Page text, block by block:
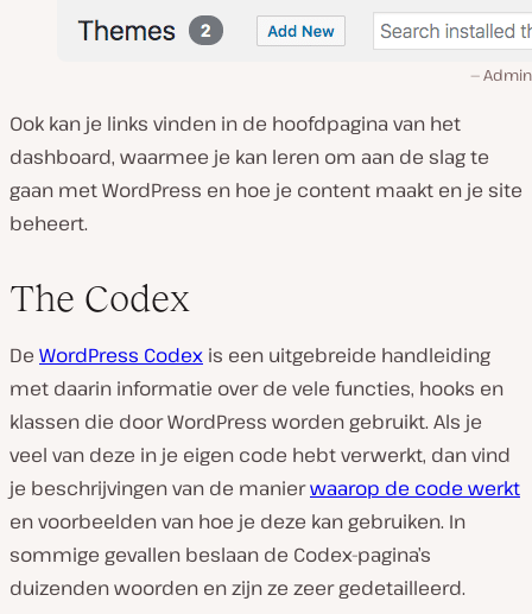
Ook kan je links vinden in de hoofdpagina van het
dashboard, waarmee je kan leren om aan de slag te
gaan met WordPress en hoe je content maakt en je site
beheert.
The Codex
De WordPress Codex is een uitgebreide handleiding
met daarin informatie over de vele functies, hooks en
klassen die door WordPress worden gebruikt. Als je
veel van deze in je eigen code hebt verwerkt, dan vind
je beschrijvingen van de manierwaarop de code werkt
en voorbeelden van hoe je deze kan gebruiken. In
sommige gevallen beslaan de Codex-pagina’s
duizenden woorden en zijn ze zeer gedetailleerd.